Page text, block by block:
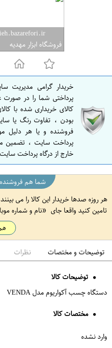
فروشگاه ابزار مهدیه
خریدار گرامی مدیریت
پرداختی شما را در
کالای خریداری شده با
بودن ، تفاوت رنگ یا
فروشنده و یا هر دلیل
پرداخت سایت ، تضمین
خارج از درگاه پرداخت
شما هم فروشنده
هر روزه صدها خریدار این کالا را می
تامین کنید واقعا جای
نام و شماره
توضیحات و مختصات نظرات
توضیحات کالا
دستگاه چسب آکواریوم مدل VENDA
مختصات کالا
وارد نشده